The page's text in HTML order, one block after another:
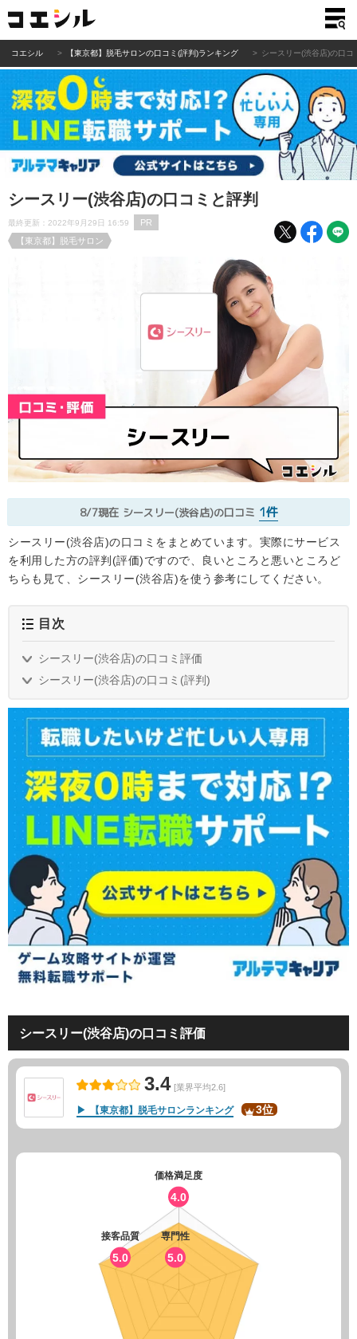
コエシル 【東京都】脱毛サロンの口コミ(評判)ランキング シースリー(渋谷店)の口コ
シースリー(渋谷店)の口コミと評判
最終更新：2022年9月29日 16:59
PR
【東京都】脱毛サロン
8/7現在 シースリー(渋谷店)の口コミ 1件
シースリー(渋谷店)の口コミをまとめています。実際にサービス
を利用した方の評判(評価)ですので、良いところと悪いところど
ちらも見て、シースリー(渋谷店)を使う参考にしてください。
目次
シースリー(渋谷店)の口コミ評価
シースリー(渋谷店)の口コミ(評判)
シースリー(渋谷店)の口コミ評価
3.4 [業界平均2.6]
【東京都】脱毛サロンランキング 3位
価格満足度
4.0
専門性
5.0
接客品質
5.0